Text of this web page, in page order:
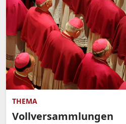
THEMA
Vollversammlungen